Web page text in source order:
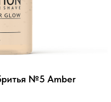
№5 Amber